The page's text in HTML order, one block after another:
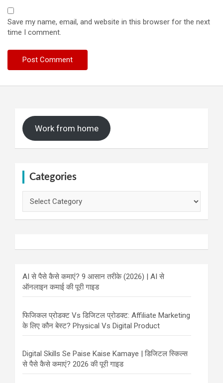
Save my name, email, and website in this browser for the next
time I comment.
Work from home
Categories
AI से पैसे कैसे कमाएं? 9 आसान तरीके (2026) | AI से
ऑनलाइन कमाई की पूरी गाइड
फिजिकल प्रोडक्ट Vs डिजिटल प्रोडक्ट: Affiliate Marketing
के लिए कौन बेस्ट? Physical Vs Digital Product
Digital Skills Se Paise Kaise Kamaye | डिजिटल स्किल्स
से पैसे कैसे कमाएं? 2026 की पूरी गाइड